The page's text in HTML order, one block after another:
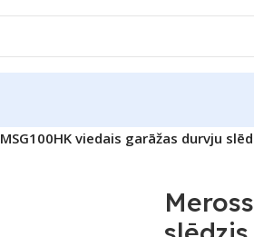
viedais garāžas durvju